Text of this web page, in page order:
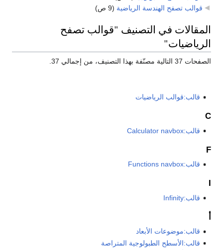
قوالب تصفح الهندسة الرياضية (9 ص)
المقالات في التصنيف "قوالب تصفح
الرياضيات"
الصفحات 37 التالية مصنّفة بهذا التصنيف، من إجمالي 37.
قالب:قوالب الرياضيات
C
قالب:Calculator navbox
F
قالب:Functions navbox
قالب:Infinity
قالب:موضوعات الأبعاد
قالب:الأسطح الطبولوجية المتراصة